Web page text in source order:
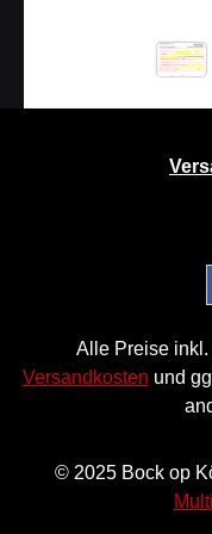
Alle Preise inkl.
Versandkosten und
© 2025 Bock op